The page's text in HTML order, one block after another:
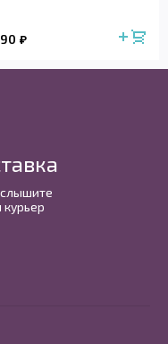
курьер